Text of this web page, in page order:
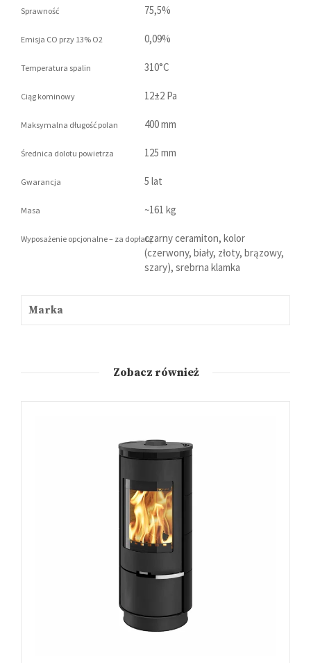
Sprawność 75,5%
Emisja CO przy 13% O2 0,09%
Temperatura spalin 310°C
Ciąg kominowy 12±2 Pa
Maksymalna długość polan 400 mm
Średnica dolotu powietrza 125 mm
Gwarancja 5 lat
Masa ~161 kg
Wyposażenie opcjonalne – za dopłatączarny ceramiton, kolor
(czerwony, biały, złoty, brązowy,
szary), srebrna klamka
Marka
Zobacz również